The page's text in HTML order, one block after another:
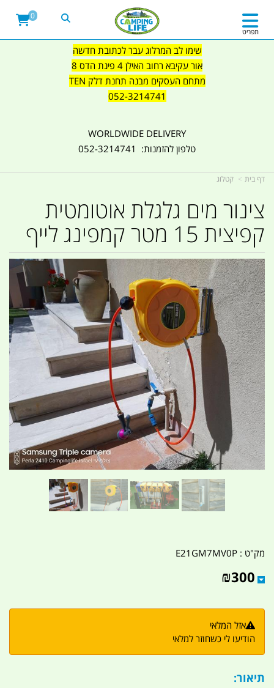
שימו לב המרלוג עבר לכתובת חדשה
אור עקיבא רחוב האילן 4 פינת הדס 8
מתחם העסקים מבנה תחנת דלק TEN
052-3214741
WORLDWIDE DELIVERY
טלפון להזמנות: 052-3214741
תפריט
0
דף בית קטלוג
צינור מים גלגלת אוטומטית
קפיצית 15 מטר קמפינג לייף
מק"ט : E21GM7MV0P
₪300
אזל המלאי
הודיעו לי כשחוזר למלאי
תיאור: